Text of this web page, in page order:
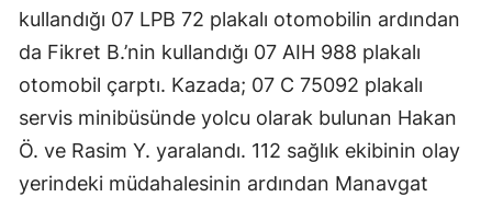
kullandığı 07 LPB 72 plakalı otomobilin ardından
da Fikret B.’nin kullandığı 07 AIH 988 plakalı
otomobil çarptı. Kazada; 07 C 75092 plakalı
servis minibüsünde yolcu olarak bulunan Hakan
Ö. ve Rasim Y. yaralandı. 112 sağlık ekibinin olay
yerindeki müdahalesinin ardından Manavgat